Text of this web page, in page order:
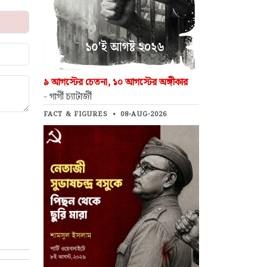
৯ আগস্টের চেতনা, ১০ আগস্টের অঙ্গীকার
- গার্গী চ্যাটার্জী
FACT & FIGURES • 08-AUG-2026